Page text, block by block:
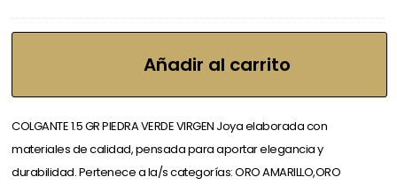
Añadir al carrito
COLGANTE 1.5 GR PIEDRA VERDE VIRGEN Joya elaborada con
materiales de calidad, pensada para aportar elegancia y
durabilidad. Pertenece a la/s categorías: ORO AMARILLO,ORO